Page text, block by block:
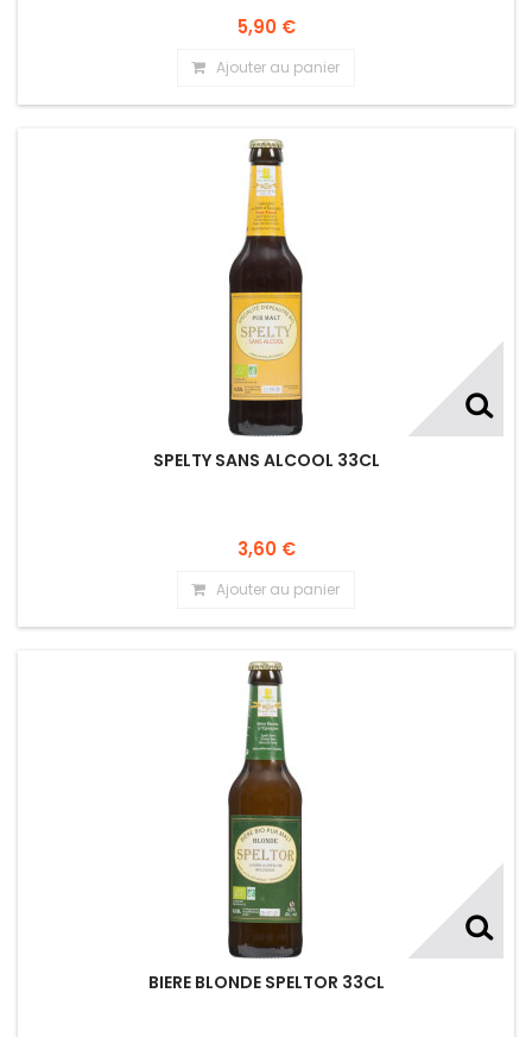
5,90 €
Ajouter au panier
SPELTY SANS ALCOOL 33CL
3,60 €
Ajouter au panier
BIERE BLONDE SPELTOR 33CL